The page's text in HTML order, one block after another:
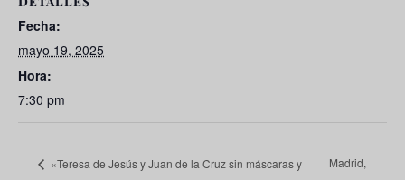
Fecha:
mayo 19, 2025
Hora:
7:30 pm
«Teresa de Jesús y Juan de la Cruz sin máscaras y
Madrid,